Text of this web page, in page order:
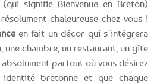
(qui signifie Bienvenue en Breton)
chaleureuse chez vous !
en fait un décor qui s’intégrera
une chambre, un restaurant, un gîte
absolument partout où vous désirez
bretonne et que chaque